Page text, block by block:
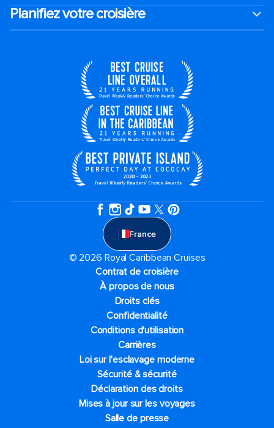
Planifiez votre croisière
France
© 2026 Royal Caribbean Cruises
Contrat de croisière
À propos de nous
Droits clés
Confidentialité
Conditions d'utilisation
Carrières
Loi sur l'esclavage moderne
Sécurité & sécurité
Déclaration des droits
Mises à jour sur les voyages
Salle de presse